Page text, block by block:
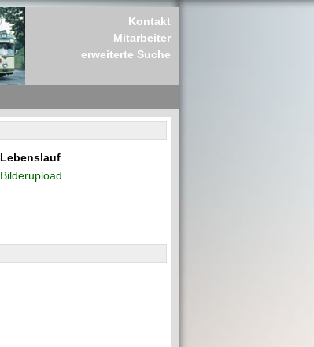
Kontakt
Mitarbeiter
erweiterte Suche
Lebenslauf
Bilderupload